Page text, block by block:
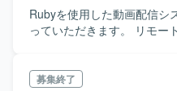
Rubyを使用した動画配信シ
っていただきます。 リモー
募集終了